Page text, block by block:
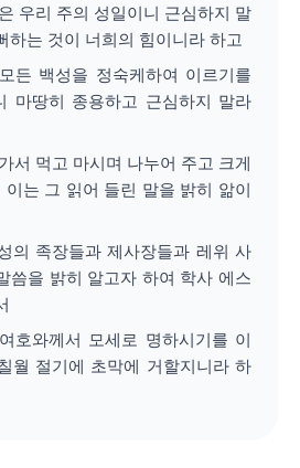
우리 주의 성일이니 근심하지 말
하는 것이 너희의 힘이니라 하고
든 백성을 정숙케하여 이르기를
마땅히 종용하고 근심하지 말라
서 먹고 마시며 나누어 주고 크게
이는 그 읽어 들린 말을 밝히 앎이
의 족장들과 제사장들과 레위 사
씀을 밝히 알고자 하여 학사 에스
호와께서 모세로 명하시기를 이
월 절기에 초막에 거할지니라 하